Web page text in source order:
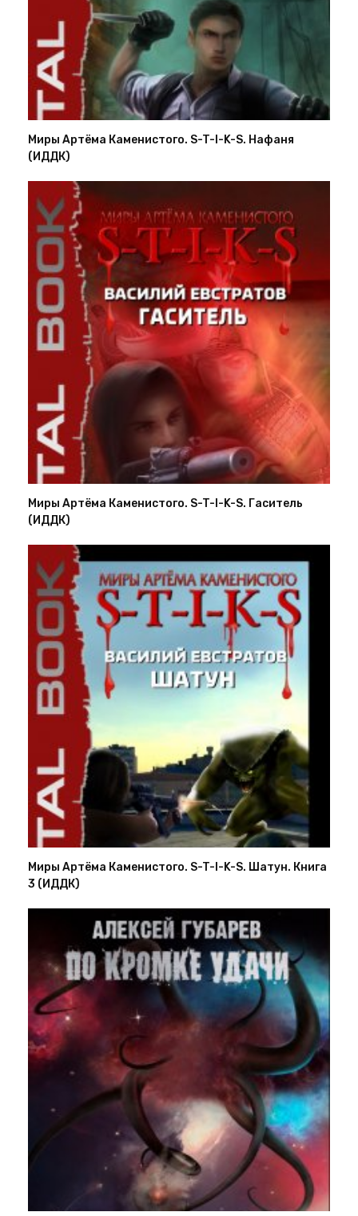
Миры Артёма Каменистого. S-T-I-K-S. Нафаня
(ИДДК)
Миры Артёма Каменистого. S-T-I-K-S. Гаситель
(ИДДК)
Миры Артёма Каменистого. S-T-I-K-S. Шатун. Книга
3 (ИДДК)